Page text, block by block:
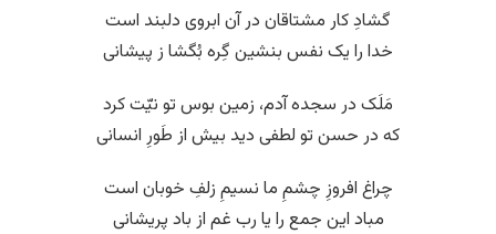
گشادِ کار مشتاقان در آن ابروی دلبند است
خدا را یک نفس بنشین گِره بُگشا ز پیشانی
مَلَک در سجده آدم، زمین بوس تو نیّت کرد
که در حسن تو لطفی دید بیش از طَورِ انسانی
چراغ افروزِ چشمِ ما نسیمِ زلفِ خوبان است
مباد این جمع را یا رب غم از باد پریشانی